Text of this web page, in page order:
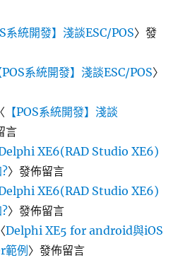
系統開發】淺談ESC/POS〉發
POS系統開發】淺談ESC/POS〉
【POS系統開發】淺談
言
XE6(RAD Studio XE6)
〉發佈留言
XE6(RAD Studio XE6)
〉發佈留言
Delphi XE5 for android與iOS
例 〉發佈留言